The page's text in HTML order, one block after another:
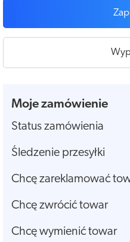
Moje zamówienie
Status zamówienia
Śledzenie przesyłki
Chcę zareklamować
Chcę zwrócić towar
Chcę wymienić towar